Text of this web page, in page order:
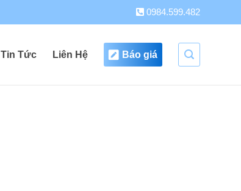
0984.599.482
Tin Tức Liên Hệ Báo giá